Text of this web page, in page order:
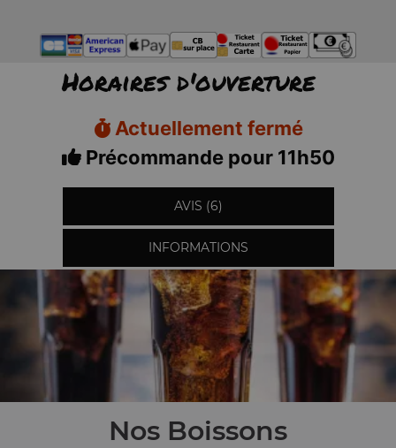
Horaires d'ouverture
Actuellement fermé
Précommande pour 11h50
AVIS (6)
INFORMATIONS
Nos Boissons